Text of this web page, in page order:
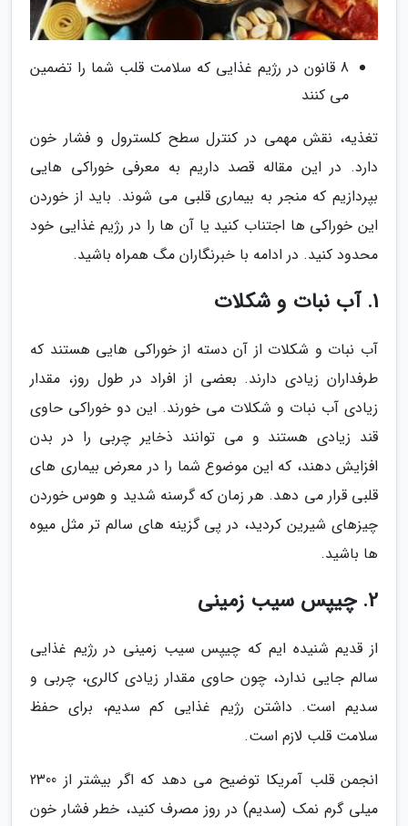
8 قانون در رژیم غذایی که سلامت قلب شما را تضمین
می کنند
تغذیه، نقش مهمی در کنترل سطح کلسترول و فشار خون
دارد. در این مقاله قصد داریم به معرفی خوراکی هایی
بپردازیم که منجر به بیماری قلبی می شوند. باید از خوردن
این خوراکی ها اجتناب کنید یا آن ها را در رژیم غذایی خود
محدود کنید. در ادامه با خبرنگاران مگ همراه باشید.
1. آب نبات و شکلات
آب نبات و شکلات از آن دسته از خوراکی هایی هستند که
طرفداران زیادی دارند. بعضی از افراد در طول روز، مقدار
زیادی آب نبات و شکلات می خورند. این دو خوراکی حاوی
قند زیادی هستند و می توانند ذخایر چربی را در بدن
افزایش دهند، که این موضوع شما را در معرض بیماری های
قلبی قرار می دهد. هر زمان که گرسنه شدید و هوس خوردن
چیزهای شیرین کردید، در پی گزینه های سالم تر مثل میوه
ها باشید.
2. چیپس سیب زمینی
از قدیم شنیده ایم که چیپس سیب زمینی در رژیم غذایی
سالم جایی ندارد، چون حاوی مقدار زیادی کالری، چربی و
سدیم است. داشتن رژیم غذایی کم سدیم، برای حفظ
سلامت قلب لازم است.
انجمن قلب آمریکا توضیح می دهد که اگر بیشتر از 2300
میلی گرم نمک (سدیم) در روز مصرف کنید، خطر فشار خون